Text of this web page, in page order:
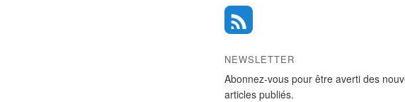
NEWSLETTER
Abonnez-vous pour être averti des
articles publiés.